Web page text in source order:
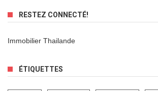
RESTEZ CONNECTÉ!
Immobilier Thailande
ÉTIQUETTES